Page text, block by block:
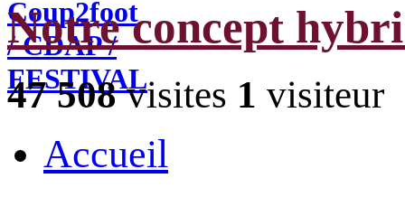
Notre concept
47 508visites 1 visiteur
Accueil